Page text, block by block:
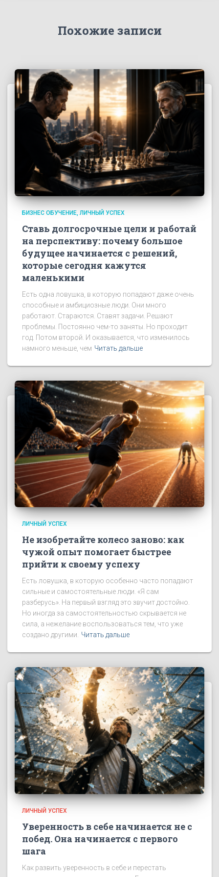
Похожие записи
БИЗНЕС ОБУЧЕНИЕ ЛИЧНЫЙ УСПЕХ
Ставь долгосрочные цели и работай
на перспективу: почему большое
будущее начинается с решений,
которые сегодня кажутся
маленькими
Есть одна ловушка, в которую попадают даже очень
способные и амбициозные люди. Они много
работают. Стараются. Ставят задачи. Решают
проблемы. Постоянно чем-то заняты. Но проходит
год. Потом второй. И оказывается, что изменилось
намного меньше, чем Читать дальше
ЛИЧНЫЙ УСПЕХ
Не изобретайте колесо заново: как
чужой опыт помогает быстрее
прийти к своему успеху
Есть ловушка, в которую особенно часто попадают
сильные и самостоятельные люди. «Я сам
разберусь». На первый взгляд это звучит достойно.
Но иногда за самостоятельностью скрывается не
сила, а нежелание воспользоваться тем, что уже
создано другими. Читать дальше
ЛИЧНЫЙ УСПЕХ
Уверенность в себе начинается не с
побед. Она начинается с первого
шага
Как развить уверенность в себе и перестать